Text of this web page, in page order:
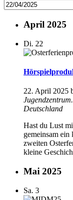
April 2025
Di. 22
22. April 2025
Deutschland
Hast du Lust
gemeinsam
zweiten
kleine
Mai 2025
Sa. 3